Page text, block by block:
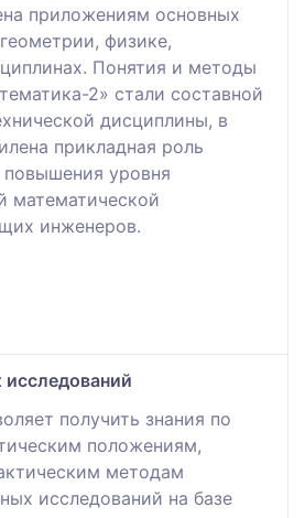
приложениям основных
физике,
Понятия и методы
2» стали составной
дисциплины, в
прикладная роль
уровня
математической
инженеров.
получить знания по
положениям,
методам
исследований на базе